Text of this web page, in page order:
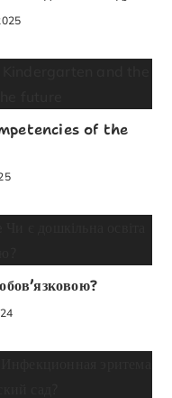
of the